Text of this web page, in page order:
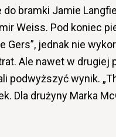
bramki Jamie
Weiss. Pod koniec
jednak nie
Ale nawet w drugiej
podwyższyć wynik.
Dla drużyny Marka